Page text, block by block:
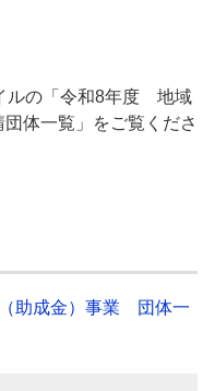
ルの「令和8年度 地域
体一覧」をご覧くださ
助成金）事業 団体一